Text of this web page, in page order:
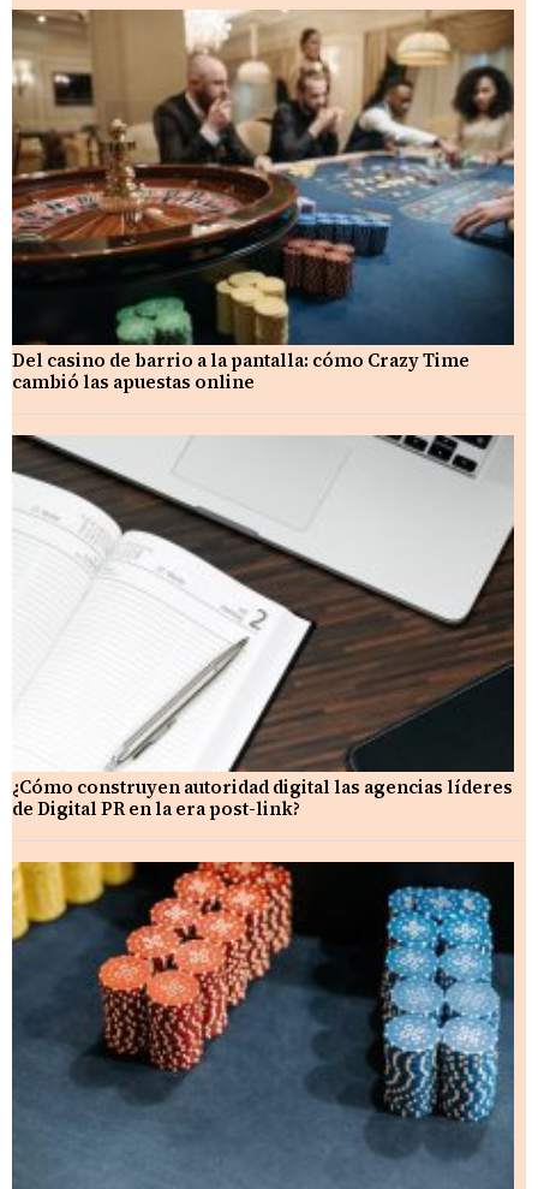
Del casino de barrio a la pantalla: cómo Crazy Time
cambió las apuestas online
¿Cómo construyen autoridad digital las agencias líderes
de Digital PR en la era post-link?